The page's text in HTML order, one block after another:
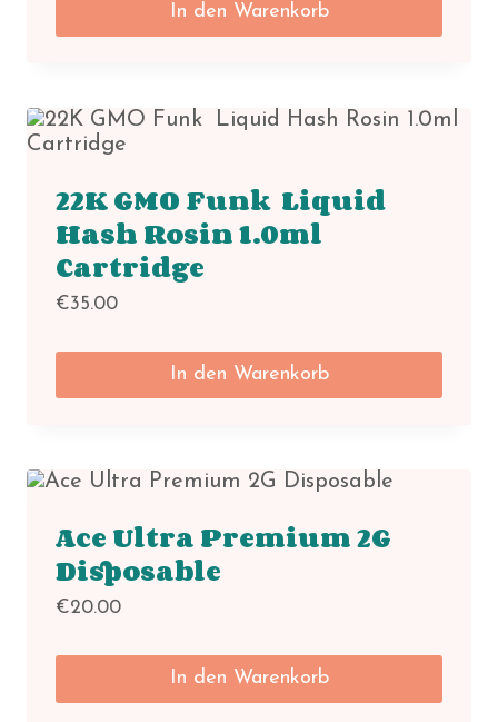
In den Warenkorb
22K GMO Funk Liquid
Hash Rosin 1.0ml
Cartridge
€35.00
In den Warenkorb
Ace Ultra Premium 2G
Disposable
€20.00
In den Warenkorb